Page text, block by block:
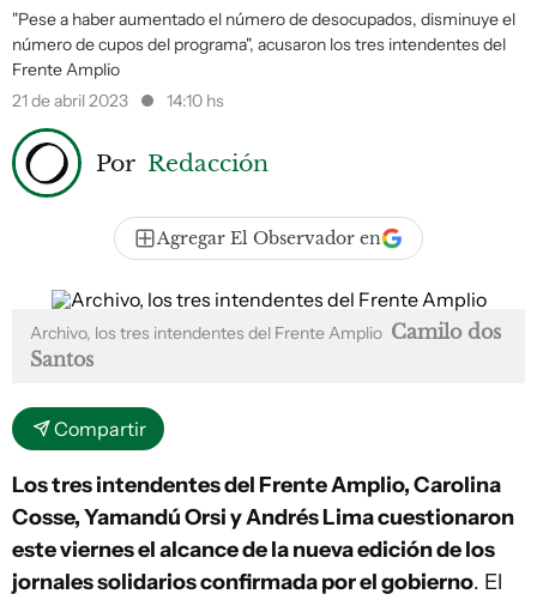
"Pese a haber aumentado el número de desocupados, disminuye el
número de cupos del programa", acusaron los tres intendentes del
Frente Amplio
21 de abril 2023
14:10 hs
Por Redacción
Agregar El Observador en
Archivo, los tres intendentes del Frente Amplio Camilo dos
Santos
Compartir
Los tres intendentes del Frente Amplio, Carolina
Cosse, Yamandú Orsi y Andrés Lima cuestionaron
este viernes el alcance de la nueva edición de los
jornales solidarios confirmada por el gobierno. El